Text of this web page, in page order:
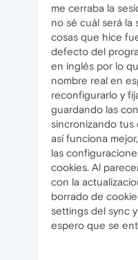
me cerraba la
no sé cuál será la
cosas que hice
defecto del
en inglés por lo
nombre real en
reconfigurarlo y
guardando las
sincronizando tus
así funciona
las
cookies. Al
con la
borrado de
settings del sync
espero que se